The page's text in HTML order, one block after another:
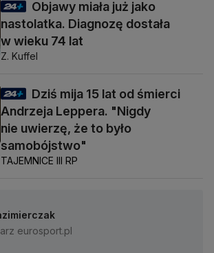
Objawy miała już jako
nastolatka. Diagnozę dostała
w wieku 74 lat
Z. Kuffel
Dziś mija 15 lat od śmierci
Andrzeja Leppera. "Nigdy
nie uwierzę, że to było
samobójstwo"
TAJEMNICE III RP
eurosport.pl